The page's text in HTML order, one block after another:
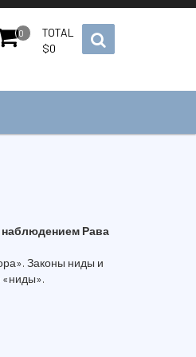
0
TOTAL
$0
Рава
Законы ниды и
«ниды».